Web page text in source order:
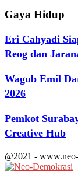
Gaya Hidup
Eri Cahyadi
Reog dan
Wagub Emil
2026
Pemkot
Creative Hub
@2021 -